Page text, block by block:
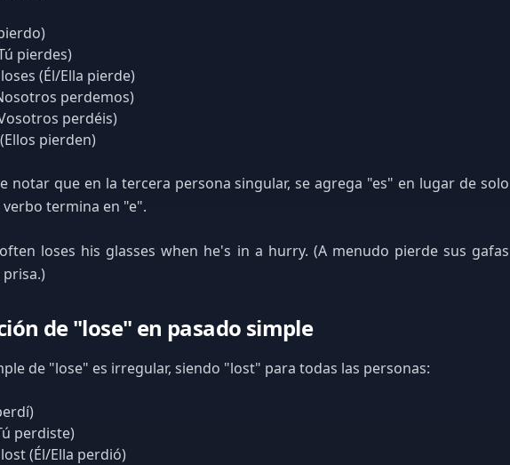
pierdes)
(Él/Ella pierde)
perdemos)
perdéis)
pierden)
notar que en la tercera persona singular, se agrega "es" en lugar de solo
termina en "e".
loses his glasses when he's in a hurry. (A menudo pierde sus gafas
de "lose" en pasado simple
de "lose" es irregular, siendo "lost" para todas las personas:
perdiste)
(Él/Ella perdió)